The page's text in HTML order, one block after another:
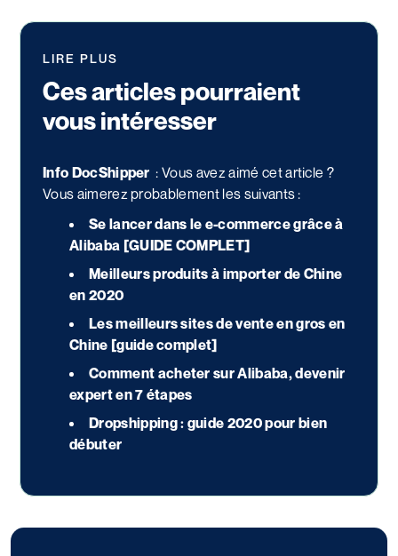
LIRE PLUS
Ces articles pourraient
vous intéresser
Info DocShipper : Vous avez aimé cet article ?
Vous aimerez probablement les suivants :
Se lancer dans le e-commerce grâce à
Alibaba [GUIDE COMPLET]
Meilleurs produits à importer de Chine
en 2020
Les meilleurs sites de vente en gros en
Chine [guide complet]
Comment acheter sur Alibaba, devenir
expert en 7 étapes
Dropshipping : guide 2020 pour bien
débuter